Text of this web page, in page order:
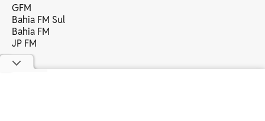
GFM
Bahia FM Sul
Bahia FM
JP FM